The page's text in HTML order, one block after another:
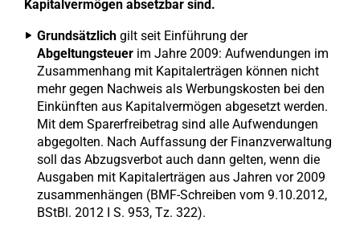
Kapitalvermögen absetzbar sind.
Grundsätzlich gilt seit Einführung der
Abgeltungsteuer im Jahre 2009: Aufwendungen im
Zusammenhang mit Kapitalerträgen können nicht
mehr gegen Nachweis als Werbungskosten bei den
Einkünften aus Kapitalvermögen abgesetzt werden.
Mit dem Sparerfreibetrag sind alle Aufwendungen
abgegolten. Nach Auffassung der Finanzverwaltung
soll das Abzugsverbot auch dann gelten, wenn die
Ausgaben mit Kapitalerträgen aus Jahren vor 2009
zusammenhängen (BMF-Schreiben vom 9.10.2012,
BStBl. 2012 I S. 953, Tz. 322).